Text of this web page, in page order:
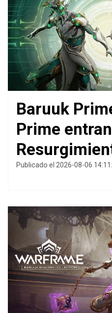
Baruuk
Prime
Publicado el 2026-08-06